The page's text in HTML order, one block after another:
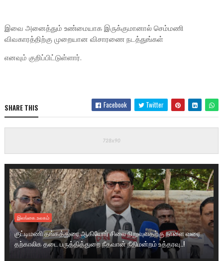
இவை அனைத்தும் உண்மையாக இருக்குமானால் செம்மணி
விவகாரத்திற்கு முறையான விசாரணை நடத்துங்கள்
எனவும் குறிப்பிட்டுள்ளார்.
SHARE THIS Facebook Twitter
இலங்கை.உலகம்
குட்டிமணி தங்கத்துரை ஆகியோர் சிலை நிறுவுவதற்கு நாளை வரை
தற்காலிக தடை பருத்தித்துறை நீதவான் நீதிமன்றம் உத்தரவு..!